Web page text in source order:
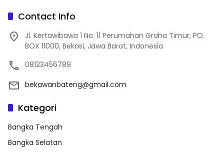
Contact Info
Jl. Kertawibawa 1 No. 11 Perumahan Graha Timur, PO.
BOX 11000, Bekasi, Jawa Barat, Indonesia
08123456789
bekawanbateng@gmail.com
Kategori
Bangka Tengah
Bangka Selatan